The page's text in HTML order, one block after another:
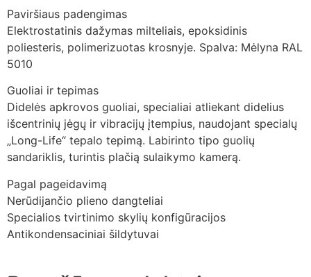
Paviršiaus padengimas
Elektrostatinis dažymas milteliais, epoksidinis
poliesteris, polimerizuotas krosnyje. Spalva: Mėlyna RAL
5010
Guoliai ir tepimas
Didelės apkrovos guoliai, specialiai atliekant didelius
išcentrinių jėgų ir vibracijų įtempius, naudojant specialų
„Long-Life“ tepalo tepimą. Labirinto tipo guolių
sandariklis, turintis plačią sulaikymo kamerą.
Pagal pageidavimą
Nerūdijančio plieno dangteliai
Specialios tvirtinimo skylių konfigūracijos
Antikondensaciniai šildytuvai